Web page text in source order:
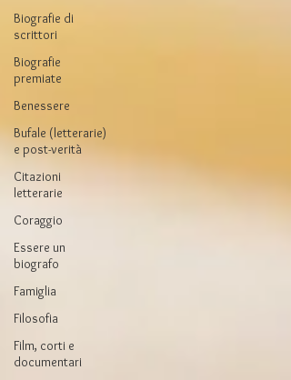
Biografie di
scrittori
Biografie
premiate
Benessere
Bufale (letterarie)
e post-verità
Citazioni
letterarie
Coraggio
Essere un
biografo
Famiglia
Filosofia
Film, corti e
documentari